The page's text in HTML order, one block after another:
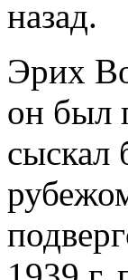
назад.
Эрих
он был
сыскал